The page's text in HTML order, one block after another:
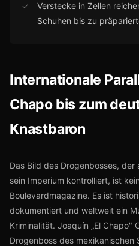
✓
Verstecke in Zellen
Schuhen bis zu
Internationale
Chapo bis zum
Knastbaron
Das Bild des Drogenbosses, der
sein Imperium kontrolliert, ist
Boulevardmagazine. Es ist
dokumentiert und weltweit ein
Kriminalität. Joaquín „El Chapo"
Drogenboss des mexikanischen